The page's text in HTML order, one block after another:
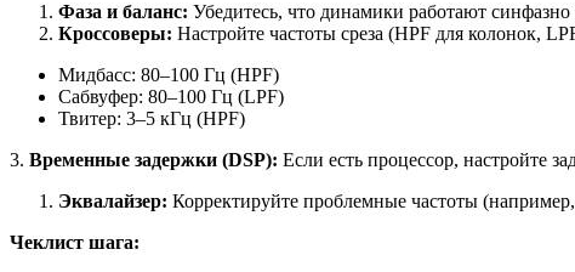
Фаза и баланс: Убедитесь, что динамики работают
Кроссоверы: Настройте частоты среза (HPF для колонок,
Мидбасс: 80–100 Гц (HPF)
Сабвуфер: 80–100 Гц (LPF)
Твитер: 3–5 кГц (HPF)
3. Временные задержки (DSP): Если есть процессор, настройте
Эквалайзер: Корректируйте проблемные частоты
Чеклист шага: